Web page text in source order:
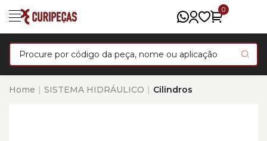
0
Home SISTEMA HIDRÁULICO Cilindros